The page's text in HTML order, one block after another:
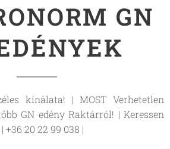
GN
kínálata! | MOST Verhetetlen
GN edény Raktárról! | Keressen
20 22 99 038 |